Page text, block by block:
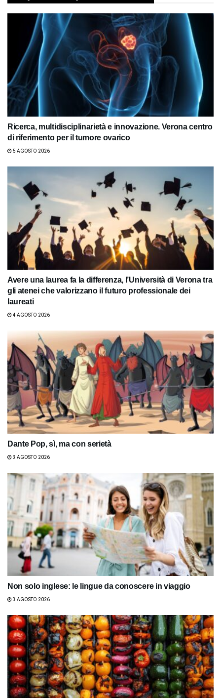
Ricerca, multidisciplinarietà e innovazione. Verona centro
di riferimento per il tumore ovarico
5 AGOSTO 2026
Avere una laurea fa la differenza, l’Università di Verona tra
gli atenei che valorizzano il futuro professionale dei
laureati
4 AGOSTO 2026
Dante Pop, sì, ma con serietà
3 AGOSTO 2026
Non solo inglese: le lingue da conoscere in viaggio
3 AGOSTO 2026